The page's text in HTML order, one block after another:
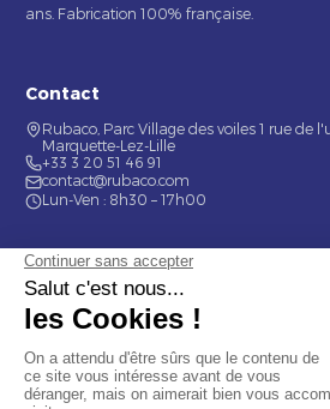
ans. Fabrication 100% française.
Contact
Rubaco, Parc Village des voiles 1 rue de
Marquette-Lez-Lille
+33 3 20 51 46 91
contact@rubaco.com
Lun-Ven : 8h30 – 17h00
Nos services
Étiquette alimentaire
Étiquette de bouteilles
Informations